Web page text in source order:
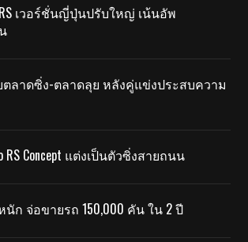
RS เวอร์ชั่นญี่ปุ่นปรับใหญ่ เน้นอัพ
ยตลาดซิ่ง-ตลาดลุย หลังคู่แข่งประสบความ
RS Concept แต่งเป็นตัวซิ่งสายถนน
นัก จ่อขายรถ 150,000 คัน ใน 2 ปี